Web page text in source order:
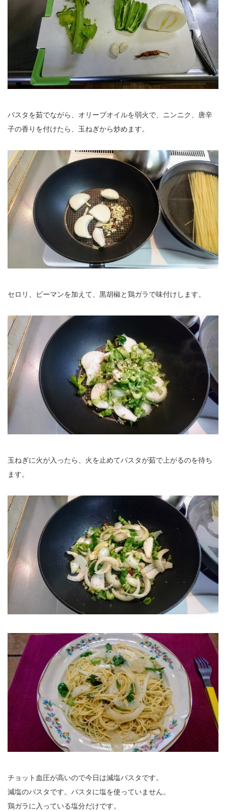
パスタを茹でながら、オリーブオイルを弱火で、ニンニク、唐辛
子の香りを付けたら、玉ねぎから炒めます。
セロリ、ピーマンを加えて、黒胡椒と鶏ガラで味付けします。
玉ねぎに火が入ったら、火を止めてパスタが茹で上がるのを待ち
ます。
チョット血圧が高いので今日は減塩パスタです。
減塩のパスタです。パスタに塩を使っていません。
鶏ガラに入っている塩分だけです。